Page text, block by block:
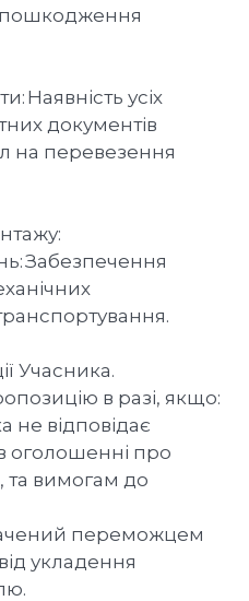
пошкодження
Наявність усіх
документів
на перевезення
Забезпечення
Учасника.
в разі, якщо:
не відповідає
оголошенні про
та вимогам до
переможцем
укладення